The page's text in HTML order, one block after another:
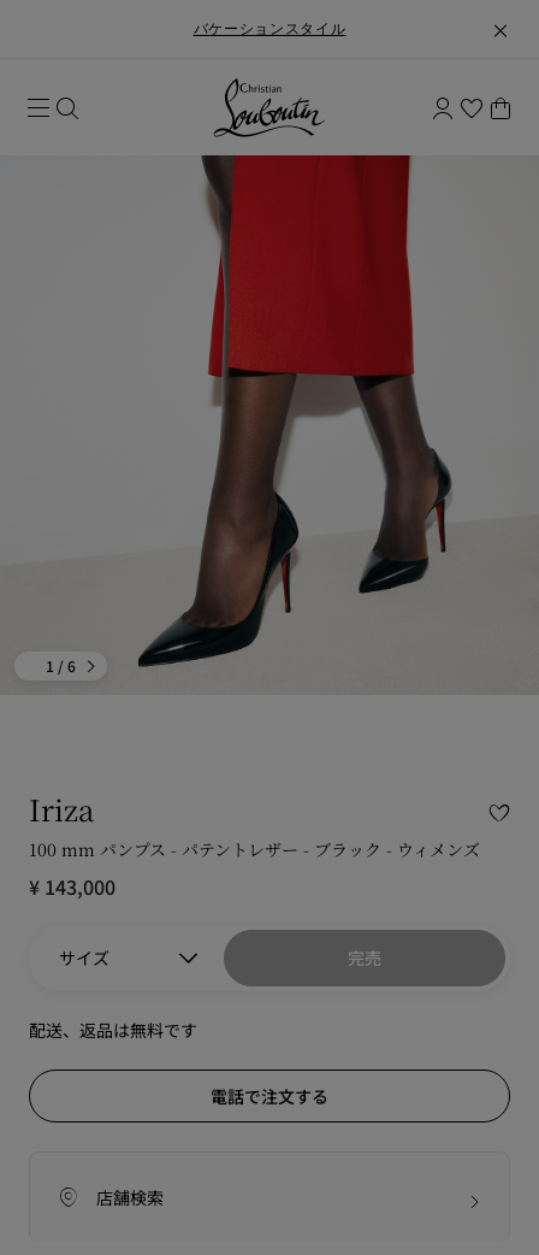
バケーションスタイル
1 / 6
Iriza
100 mm パンプス - パテントレザー - ブラック - ウィメンズ
¥ 143,000
サイズ 完売
配送、返品は無料です
電話で注文する
店舗検索